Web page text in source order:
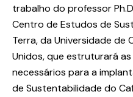
trabalho do professor
Centro de Estudos de
Terra, da Universidade de
Unidos, que estruturará
necessários para a
de Sustentabilidade do